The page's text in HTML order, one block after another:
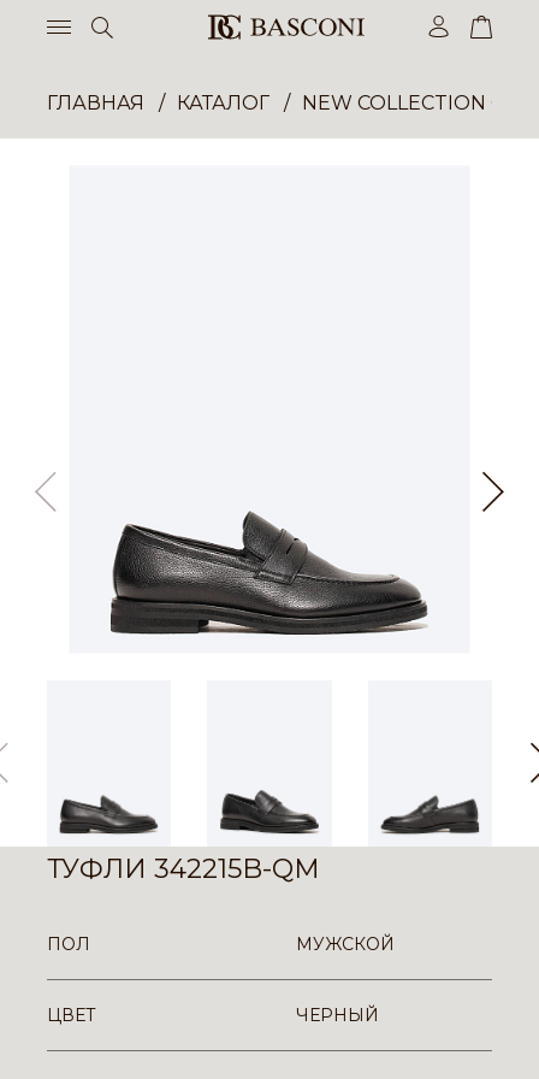
ГЛАВНАЯ КАТАЛОГ NEW COLLECTION
ТУФЛИ 342215B-QM
ПОЛ МУЖСКОЙ
ЦВЕТ ЧЕРНЫЙ